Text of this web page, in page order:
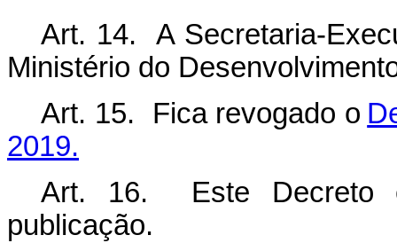
Art. 14. A Secretaria-
Ministério do
Art. 15. Fica revogado o
2019.
Art. 16. Este Decreto
publicação.